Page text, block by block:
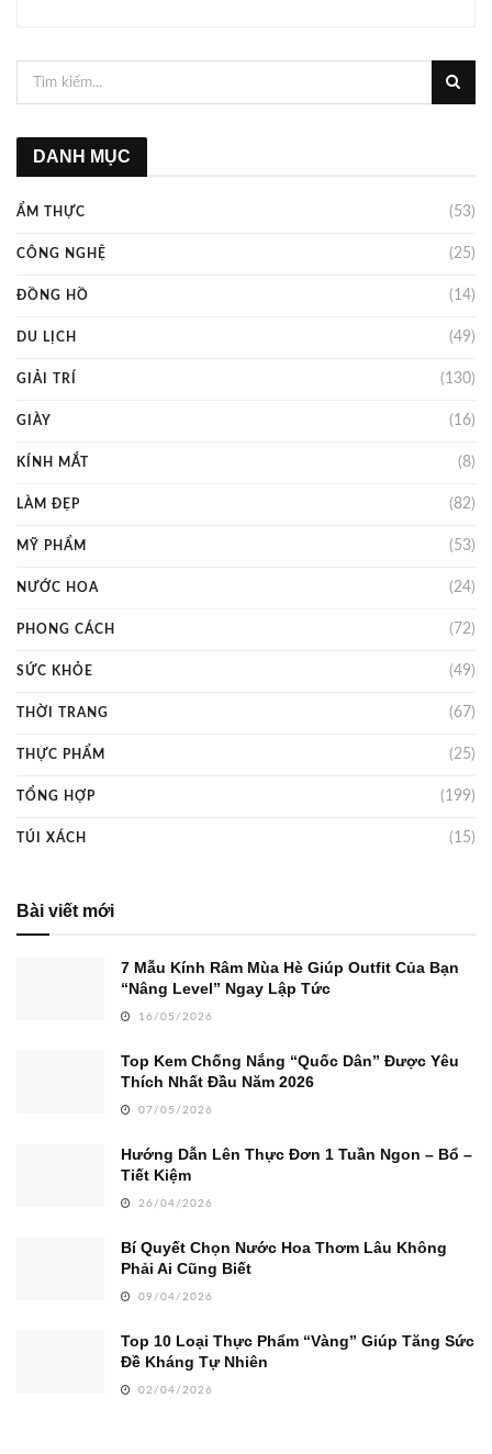
DANH MỤC
ẨM THỰC (53)
CÔNG NGHỆ (25)
ĐỒNG HỒ (14)
DU LỊCH (49)
GIẢI TRÍ (130)
GIÀY (16)
KÍNH MẮT (8)
LÀM ĐẸP (82)
MỸ PHẨM (53)
NƯỚC HOA (24)
PHONG CÁCH (72)
SỨC KHỎE (49)
THỜI TRANG (67)
THỰC PHẨM (25)
TỔNG HỢP (199)
TÚI XÁCH (15)
Bài viết mới
7 Mẫu Kính Râm Mùa Hè Giúp Outfit Của Bạn
“Nâng Level” Ngay Lập Tức
16/05/2026
Top Kem Chống Nắng “Quốc Dân” Được Yêu
Thích Nhất Đầu Năm 2026
07/05/2026
Hướng Dẫn Lên Thực Đơn 1 Tuần Ngon – Bổ –
Tiết Kiệm
26/04/2026
Bí Quyết Chọn Nước Hoa Thơm Lâu Không
Phải Ai Cũng Biết
09/04/2026
Top 10 Loại Thực Phẩm “Vàng” Giúp Tăng Sức
Đề Kháng Tự Nhiên
02/04/2026